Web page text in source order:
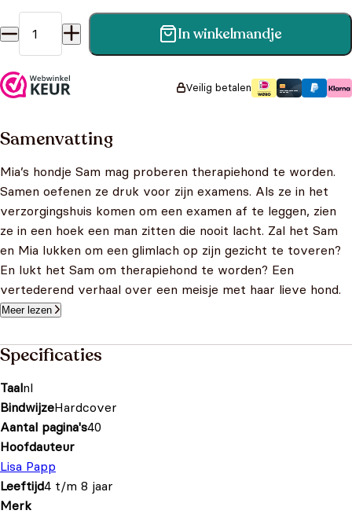
Mia en de therapiehond aantal In winkelmandje
Veilig betalen
Samenvatting
Mia’s hondje Sam mag proberen therapiehond te worden.
Samen oefenen ze druk voor zijn examens. Als ze in het
verzorgingshuis komen om een examen af te leggen, zien
ze in een hoek een man zitten die nooit lacht. Zal het Sam
en Mia lukken om een glimlach op zijn gezicht te toveren?
En lukt het Sam om therapiehond te worden? Een
vertederend verhaal over een meisje met haar lieve hond.
Meer lezen
Specificaties
Taalnl
BindwijzeHardcover
Aantal pagina's40
Hoofdauteur
Lisa Papp
Leeftijd4 t/m 8 jaar
Merk